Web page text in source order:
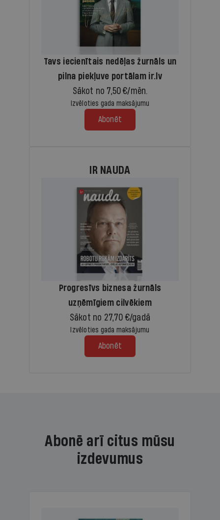
Tavs iecienītais nedēļas žurnāls un
pilna piekļuve portālam ir.lv
Sākot no 7,50 €/mēn.
Izvēloties gada maksājumu
Abonēt
IR NAUDA
Progresīvs biznesa žurnāls
uzņēmīgiem cilvēkiem
Sākot no 27,70 €/gadā
Izvēloties gada maksājumu
Abonēt
Abonē arī citus mūsu
izdevumus